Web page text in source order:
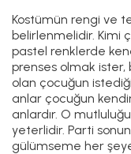
Kostümün rengi ve
belirlenmelidir. Kimi
pastel renklerde
prenses olmak ister,
olan çocuğun
anlar çocuğun
anlardır. O
yeterlidir. Parti
gülümseme her